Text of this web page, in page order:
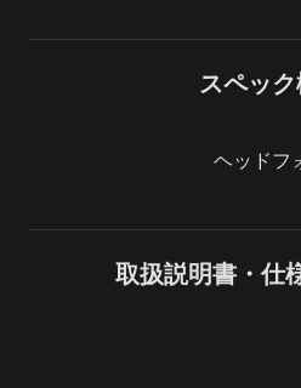
スペッ
ヘッドフ
取扱説明書・仕